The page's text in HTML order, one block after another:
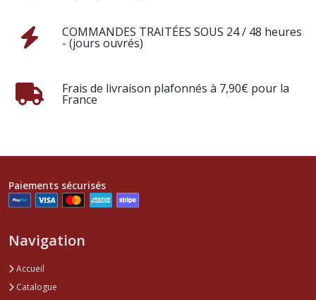
COMMANDES TRAITÉES SOUS 24 / 48 heures
- (jours ouvrés)
Frais de livraison plafonnés à 7,90€ pour la
France
Paiements sécurisés
Navigation
Accueil
Catalogue